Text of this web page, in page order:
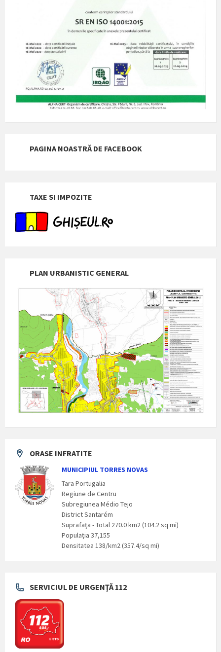
PAGINA NOASTRĂ DE FACEBOOK
TAXE SI IMPOZITE
PLAN URBANISTIC GENERAL
ORASE INFRATITE
MUNICIPIUL TORRES NOVAS
Tara Portugalia
Regiune de Centru
Subregiunea Médio Tejo
District Santarém
Suprafaţa - Total 270.0 km2 (104.2 sq mi)
Populaţia 37,155
Densitatea 138/km2 (357.4/sq mi)
SERVICIUL DE URGENȚĂ 112